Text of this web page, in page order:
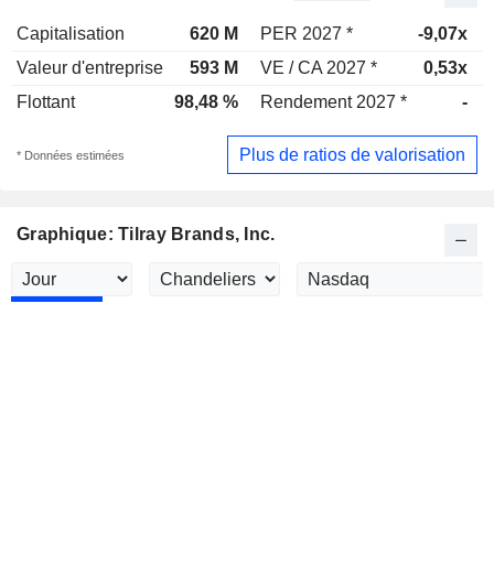
Capitalisation 620 M PER 2027 * -9,07x
Valeur d'entreprise
593 M VE / CA 2027 * 0,53x
Flottant
98,48 % Rendement 2027 * -
* Données estimées Plus de ratios de valorisation
Graphique: Tilray Brands, Inc.